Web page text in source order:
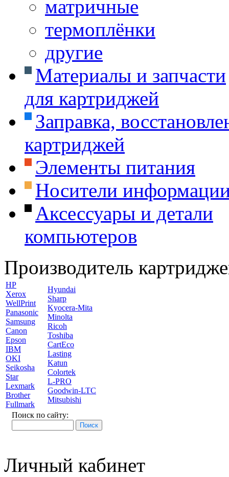
матричные
термоплёнки
другие
Материалы и запчасти
для картриджей
Заправка,
картриджей
Элементы питания
Носители
Аксессуары и детали
компьютеров
Производитель
HP
Xerox
WellPrint
Panasonic
Samsung
Canon
Epson
IBM
OKI
Seikosha
Star
Lexmark
Brother
Fullmark
Hyundai
Sharp
Kyocera-Mita
Minolta
Ricoh
Toshiba
CartEco
Lasting
Katun
Colortek
L-PRO
Goodwin-LTC
Mitsubishi
Поиск по сайту:
Личный кабинет